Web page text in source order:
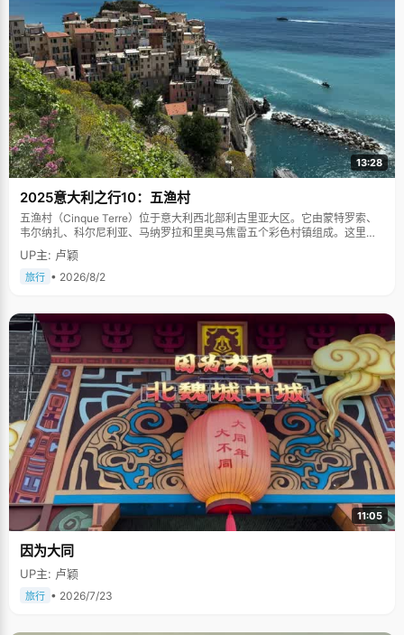
13:28
2025意大利之行10：五渔村
五渔村（Cinque Terre）位于意大利西北部利古里亚大区。它由蒙特罗索、
韦尔纳扎、科尔尼利亚、马纳罗拉和里奥马焦雷五个彩色村镇组成。这里依
山傍海，房屋色彩斑斓，1997年被列为世界文化遗产。
UP主: 卢颖
旅行 • 2026/8/2
11:05
因为大同
UP主: 卢颖
旅行 • 2026/7/23